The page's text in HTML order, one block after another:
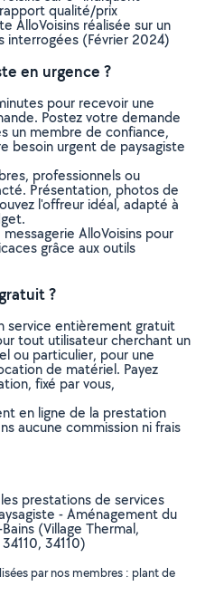
qualité/prix
AlloVoisins réalisée sur un
interrogées (Février 2024)
en urgence ?
pour recevoir une
Postez votre demande
un membre de confiance,
besoin urgent de paysagiste
professionnels ou
Présentation, photos de
l'offreur idéal, adapté à
AlloVoisins pour
grâce aux outils
?
service entièrement gratuit
tout utilisateur cherchant un
ou particulier, pour une
de matériel. Payez
fixé par vous,
en ligne de la prestation
aucune commission ni frais
prestations de services
- Aménagement du
(Village Thermal,
34110)
par nos membres : plant de